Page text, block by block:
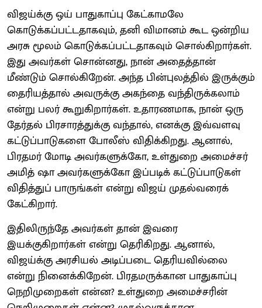
விஜய்க்கு ஒய் பாதுகாப்பு கேட்காமலே
கொடுக்கப்பட்டதாகவும், தனி விமானம் கூட ஒன்றிய
அரசு மூலம் கொடுக்கப்பட்டதாகவும் சொல்கிறார்கள்.
இது அவர்கள் சொன்னது, நான் அதைத்தான்
மீண்டும் சொல்கிறேன். அந்த பின்புலத்தில் இருக்கும்
தைரியத்தால் அவருக்கு அகந்தை வந்திருக்கலாம்
என்று பலர் கூறுகிறார்கள். உதாரணமாக, நான் ஒரு
தேர்தல் பிரசாரத்துக்கு வந்தால், எனக்கு இவ்வளவு
கட்டுப்பாடுகளை போலீஸ் விதிக்கிறது. ஆனால்,
பிரதமர் மோடி அவர்களுக்கோ, உள்துறை அமைச்சர்
அமித் ஷா அவர்களுக்கோ இப்படிக் கட்டுப்பாடுகள்
விதித்துப் பாருங்கள் என்று விஜய் முதல்வரைக்
கேட்கிறார்.
இதிலிருந்தே அவர்கள் தான் இவரை
இயக்குகிறார்கள் என்று தெரிகிறது. ஆனால்,
விஜய்க்கு அரசியல் அடிப்படை தெரியவில்லை
என்று நினைக்கிறேன். பிரதமருக்கான பாதுகாப்பு
நெறிமுறைகள் என்ன? உள்துறை அமைச்சரின்